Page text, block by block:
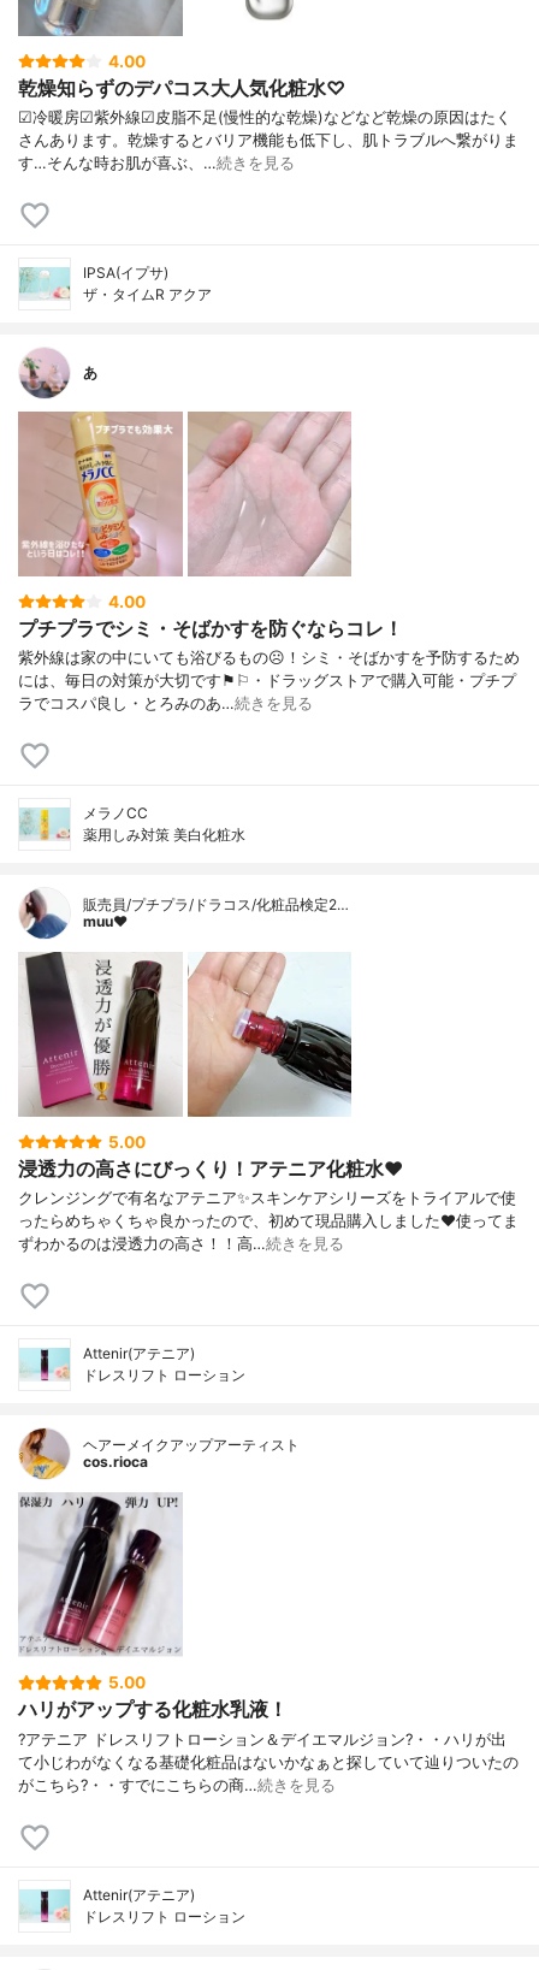
4.00
乾燥知らずのデパコス大人気化粧水♡
☑︎冷暖房☑︎紫外線☑︎皮脂不足(慢性的な乾燥)などなど乾燥の原因はたく
さんあります。乾燥するとバリア機能も低下し、肌トラブルへ繋がりま
す…そんな時お肌が喜ぶ、…続きを見る
IPSA(イプサ)
ザ・タイムR アクア
あ
4.00
プチプラでシミ・そばかすを防ぐならコレ！
紫外線は家の中にいても浴びるもの☹︎！シミ・そばかすを予防するため
には、毎日の対策が大切です⚑︎⚐︎・ドラッグストアで購入可能・プチプ
ラでコスパ良し・とろみのあ…続きを見る
メラノCC
薬用しみ対策 美白化粧水
販売員/プチプラ/ドラコス/化粧品検定2…
muu❤︎
5.00
浸透力の高さにびっくり！アテニア化粧水❤️
クレンジングで有名なアテニア✨スキンケアシリーズをトライアルで使
ったらめちゃくちゃ良かったので、初めて現品購入しました❤️使ってま
ずわかるのは浸透力の高さ！！高…続きを見る
Attenir(アテニア)
ドレスリフト ローション
ヘアーメイクアップアーティスト
cos.rioca
5.00
ハリがアップする化粧水乳液！
?アテニア ドレスリフトローション＆デイエマルジョン?・・ハリが出
て小じわがなくなる基礎化粧品はないかなぁと探していて辿りついたの
がこちら?・・すでにこちらの商…続きを見る
Attenir(アテニア)
ドレスリフト ローション